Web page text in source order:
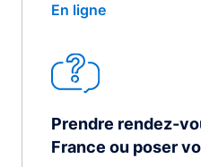
En ligne
Prendre rendez-
France ou poser